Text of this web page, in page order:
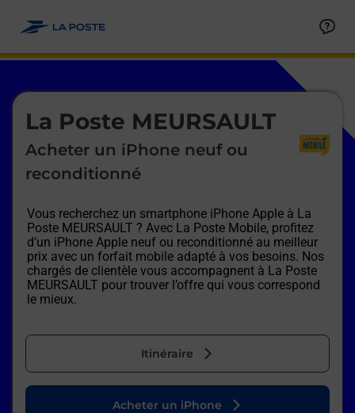
La Poste MEURSAULT
Acheter un iPhone neuf ou
reconditionné
Vous recherchez un smartphone iPhone Apple à La
Poste MEURSAULT ? Avec La Poste Mobile, profitez
d’un iPhone Apple neuf ou reconditionné au meilleur
prix avec un forfait mobile adapté à vos besoins. Nos
chargés de clientèle vous accompagnent à La Poste
MEURSAULT pour trouver l’offre qui vous correspond
le mieux.
Itinéraire
Le lien s'ouvre dans un nouvel onglet
Acheter un iPhone